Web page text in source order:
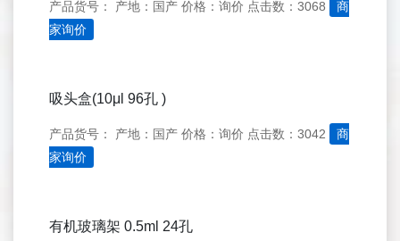
产品货号： 产地：国产 价格：询价 点击数：3068
商
家询价
吸头盒(10μl 96孔 )
产品货号： 产地：国产 价格：询价 点击数：3042
商
家询价
有机玻璃架 0.5ml 24孔